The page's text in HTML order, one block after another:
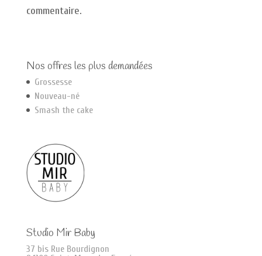
commentaire.
Nos offres les plus demandées
Grossesse
Nouveau-né
Smash the cake
Studio Mir Baby
37 bis Rue Bourdignon